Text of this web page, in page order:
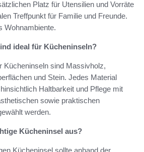
Platz für Utensilien und Vorräte
Treffpunkt für Familie und Freunde.
Wohnambiente.
ideal für Kücheninseln?
Kücheninseln sind Massivholz,
und Stein. Jedes Material
Haltbarkeit und Pflege mit
sowie praktischen
werden.
Kücheninsel aus?
Kücheninsel sollte anhand der